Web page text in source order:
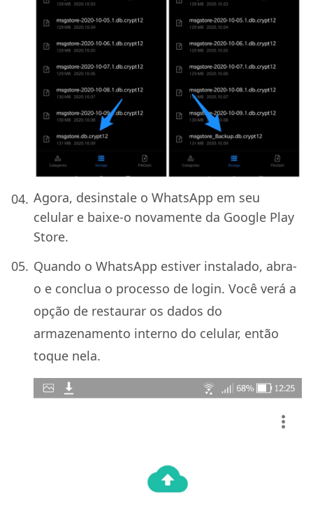
Agora, desinstale o WhatsApp em seu
celular e baixe-o novamente da Google Play
Store.
Quando o WhatsApp estiver instalado, abra-
o e conclua o processo de login. Você verá a
opção de restaurar os dados do
armazenamento interno do celular, então
toque nela.